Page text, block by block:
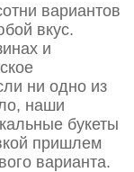
вариантов
вкус.
и
ни одно из
наши
букеты
пришлем
варианта.